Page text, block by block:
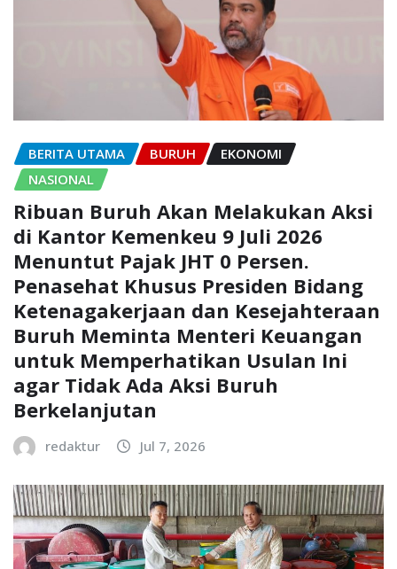
BERITA UTAMA BURUH
EKONOMI
NASIONAL
Ribuan Buruh Akan Melakukan Aksi
di Kantor Kemenkeu 9 Juli 2026
Menuntut Pajak JHT 0 Persen.
Penasehat Khusus Presiden Bidang
Ketenagakerjaan dan Kesejahteraan
Buruh Meminta Menteri Keuangan
untuk Memperhatikan Usulan Ini
agar Tidak Ada Aksi Buruh
Berkelanjutan
redaktur Jul 7, 2026